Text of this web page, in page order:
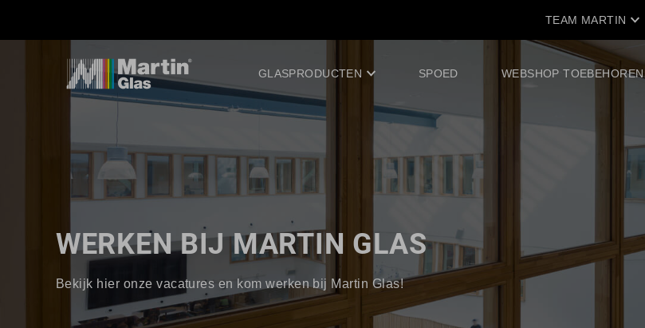
TEAM MARTIN
GLASPRODUCTEN SPOED WEBSHOP TOEBEHOREN
WERKEN BIJ MARTIN GLAS
Bekijk hier onze vacatures en kom werken bij Martin Glas!